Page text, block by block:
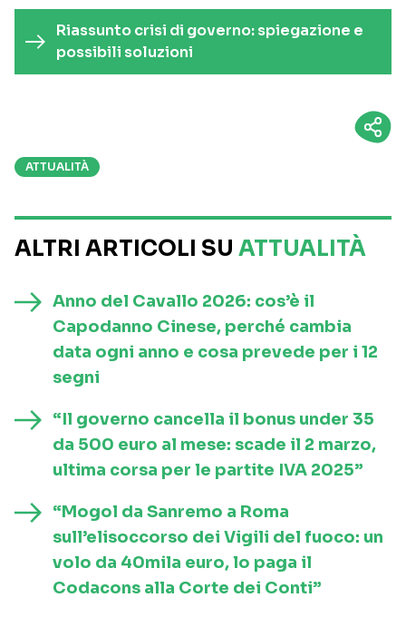
Riassunto crisi di governo: spiegazione e
possibili soluzioni
ATTUALITÀ
ALTRI ARTICOLI SU ATTUALITÀ
Anno del Cavallo 2026: cos’è il
Capodanno Cinese, perché cambia
data ogni anno e cosa prevede per i 12
segni
“Il governo cancella il bonus under 35
da 500 euro al mese: scade il 2 marzo,
ultima corsa per le partite IVA 2025”
“Mogol da Sanremo a Roma
sull’elisoccorso dei Vigili del fuoco: un
volo da 40mila euro, lo paga il
Codacons alla Corte dei Conti”